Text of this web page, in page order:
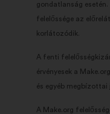
gondatlanság esetén.
felelőssége az
korlátozódik.
A fenti
érvényesek a
és egyéb megbízottai
A Make.org